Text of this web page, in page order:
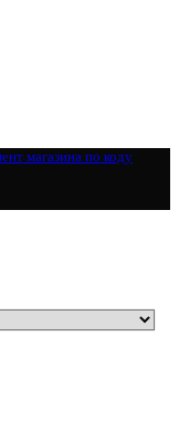
магазина по коду